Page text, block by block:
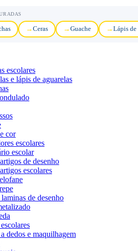
Ceras Guache Lápis de
escolares
e lápis de aguarelas
cor
escolares
escolar
de desenho
escolares
de desenho
dedos e maquilhagem